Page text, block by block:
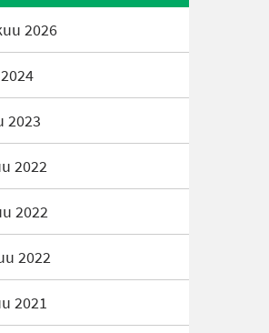
2026
2023
2022
2022
2022
2021